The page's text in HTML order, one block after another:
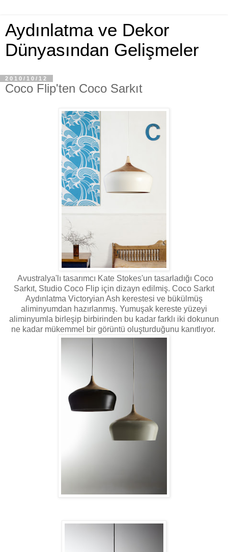
Aydınlatma ve Dekor
Dünyasından Gelişmeler
2010/10/12
Coco Flip'ten Coco Sarkıt
Avustralya'lı tasarımcı Kate Stokes'un tasarladığı Coco
Sarkıt, Studio Coco Flip için dizayn edilmiş. Coco Sarkıt
Aydınlatma Victoryian Ash kerestesi ve bükülmüş
aliminyumdan hazırlanmış. Yumuşak kereste yüzeyi
aliminyumla birleşip birbirinden bu kadar farklı iki dokunun
ne kadar mükemmel bir görüntü oluşturduğunu kanıtlıyor.